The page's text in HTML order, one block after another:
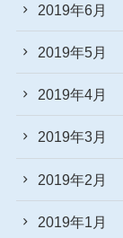
2019年6月
2019年5月
2019年4月
2019年3月
2019年2月
2019年1月